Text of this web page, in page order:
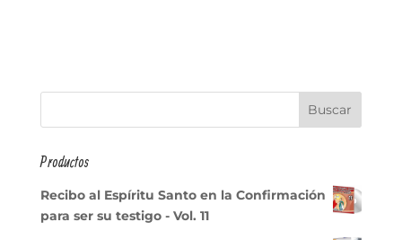
Productos
Recibo al Espíritu Santo en la Confirmación
para ser su testigo - Vol. 11